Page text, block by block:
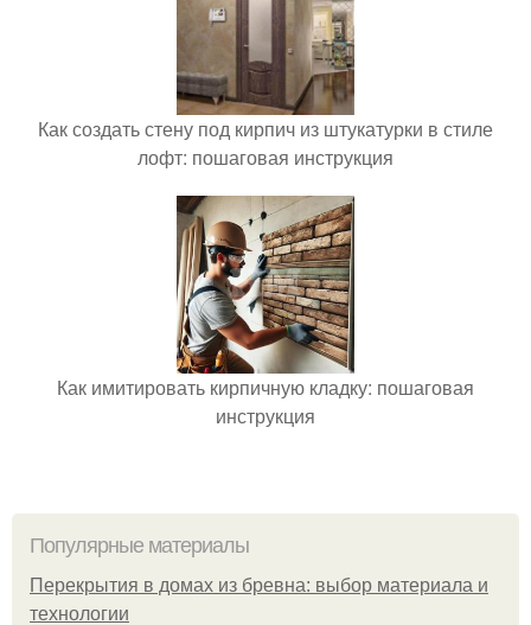
Как создать стену под кирпич из штукатурки в стиле
лофт: пошаговая инструкция
Как имитировать кирпичную кладку: пошаговая
инструкция
Популярные материалы
Перекрытия в домах из бревна: выбор материала и
технологии